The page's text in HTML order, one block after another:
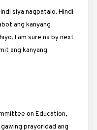
siya nagpatalo. Hindi
ang kanyang
I am sure na by next
ang kanyang
on Education,
prayoridad ang